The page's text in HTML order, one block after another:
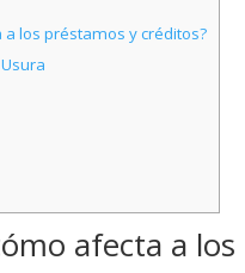
los préstamos y créditos?
afecta a